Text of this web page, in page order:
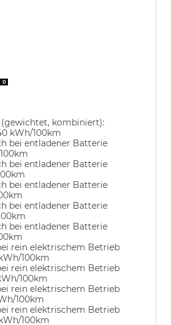
kombiniert):
kWh/100km
bei entladener Batterie
bei entladener Batterie
bei entladener Batterie
bei entladener Batterie
bei entladener Batterie
rein elektrischem Betrieb
100km
rein elektrischem Betrieb
100km
rein elektrischem Betrieb
100km
rein elektrischem Betrieb
100km